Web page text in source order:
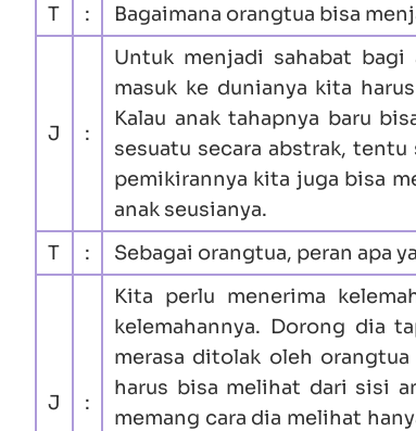
T
: Bagaimana orangtua bisa
J :
Untuk menjadi sahabat bagi
masuk ke dunianya kita
Kalau anak tahapnya baru
sesuatu secara abstrak,
pemikirannya kita juga bisa
anak seusianya.
T
: Sebagai orangtua, peran apa
J :
Kita perlu menerima
kelemahannya. Dorong dia
merasa ditolak oleh
harus bisa melihat dari sisi
memang cara dia melihat